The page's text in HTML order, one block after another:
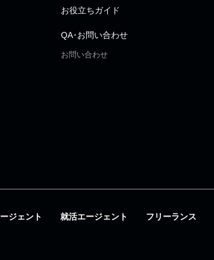
お役立ちガイド
QA･お問い合わせ
お問い合わせ
ジェント 就活エージェント フリーランス